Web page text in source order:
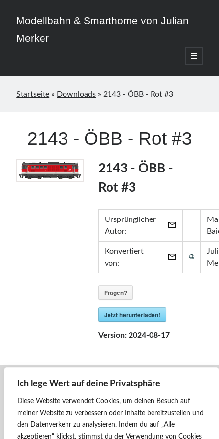
Ich lege Wert auf deine Privatsphäre
Diese Website verwendet Cookies, um deinen Besuch auf
meiner Website zu verbessern oder Inhalte bereitzustellen und
den Datenverkehr zu analysieren.
Indem du auf „Alle
akzeptieren“ klickst, stimmst du der Verwendung von Cookies
Modellbahn & Smarthome von Julian
Merker
open
primary
Sidebar
3D-Druck
Home Assistant
Modellbahn
(GR750597413JM)
Startseite » Downloads » 2143 - ÖBB - Rot #3
2143 - ÖBB - Rot #3
2143 - ÖBB -
Rot #3
Ursprünglicher
Autor:
Konvertiert
von:
Fragen?
Jetzt herunterladen!
Version: 2024-08-17
« Zurück
2143 - ÖBB - Rot #2
2143 006 - SVG - #1